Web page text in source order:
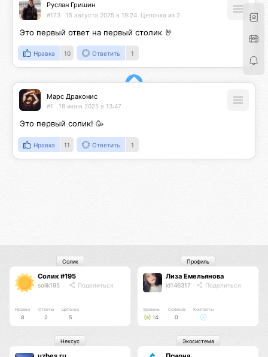
Руслан Гришин
#173 15 августа 2025 в 19:24 Цепочка из 2
Это первый ответ на первый столик 🤘
Нравка 10 Ответить 1
Марс Драконис
#1 18 июня 2025 в 13:47
Это первый солик! 🥳
Нравка 11 Ответить 1
Солик #195
solik195 Поделиться
Нравки
8
Ответы
2
Цепочка
5
Солик
Лиза Емельянова
id146317 Поделиться
Уровень
14
Соликов
0
Контакты
Профиль
Нексус Экосистема